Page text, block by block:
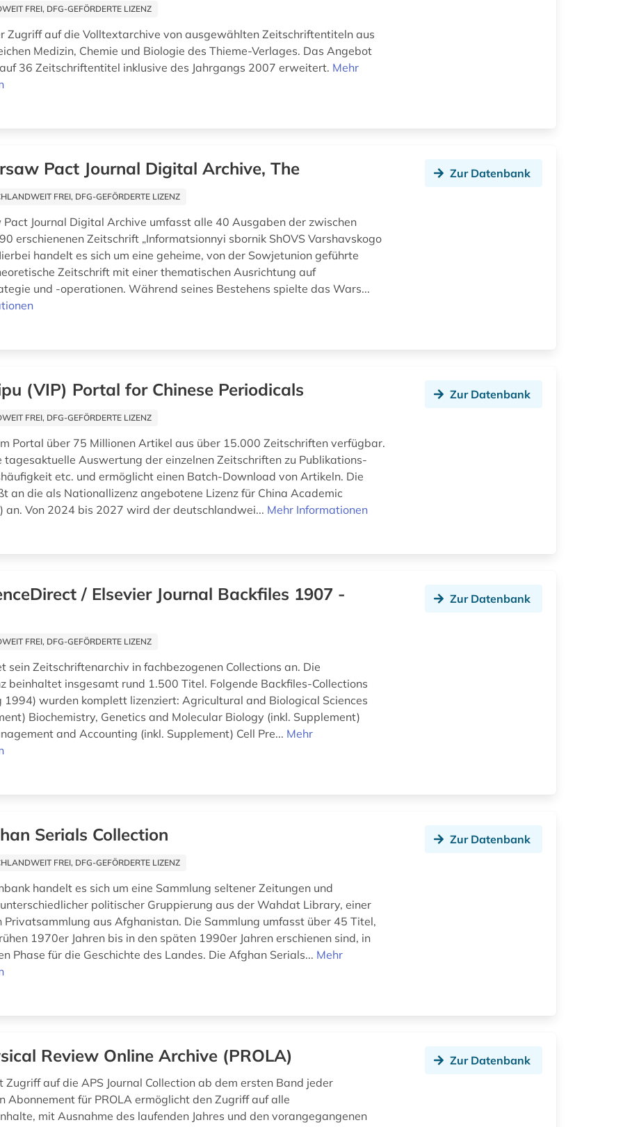
FREI, DFG-GEFÖRDERTE LIZENZ
Zugriff auf die Volltextarchive von ausgewählten Zeitschriftentiteln aus
Medizin, Chemie und Biologie des Thieme-Verlages. Das Angebot
36 Zeitschriftentitel inklusive des Jahrgangs 2007 erweitert. Mehr
Pact Journal Digital Archive, The
FREI, DFG-GEFÖRDERTE LIZENZ
Journal Digital Archive umfasst alle 40 Ausgaben der zwischen
erschienenen Zeitschrift „Informatsionnyi sbornik ShOVS Varshavskogo
handelt es sich um eine geheime, von der Sowjetunion geführte
Zeitschrift mit einer thematischen Ausrichtung auf
und -operationen. Während seines Bestehens spielte das Wars...
Zur Datenbank
(VIP) Portal for Chinese Periodicals
FREI, DFG-GEFÖRDERTE LIZENZ
Portal über 75 Millionen Artikel aus über 15.000 Zeitschriften verfügbar.
tagesaktuelle Auswertung der einzelnen Zeitschriften zu Publikations-
etc. und ermöglicht einen Batch-Download von Artikeln. Die
an die als Nationallizenz angebotene Lizenz für China Academic
an. Von 2024 bis 2027 wird der deutschlandwei... Mehr Informationen
Zur Datenbank
/ Elsevier Journal Backfiles 1907 -
FREI, DFG-GEFÖRDERTE LIZENZ
sein Zeitschriftenarchiv in fachbezogenen Collections an. Die
beinhaltet insgesamt rund 1.500 Titel. Folgende Backfiles-Collections
1994) wurden komplett lizenziert: Agricultural and Biological Sciences
Biochemistry, Genetics and Molecular Biology (inkl. Supplement)
and Accounting (inkl. Supplement) Cell Pre... Mehr
Zur Datenbank
Serials Collection
FREI, DFG-GEFÖRDERTE LIZENZ
handelt es sich um eine Sammlung seltener Zeitungen und
politischer Gruppierung aus der Wahdat Library, einer
Privatsammlung aus Afghanistan. Die Sammlung umfasst über 45 Titel,
1970er Jahren bis in den späten 1990er Jahren erschienen sind, in
Phase für die Geschichte des Landes. Die Afghan Serials... Mehr
Zur Datenbank
Review Online Archive (PROLA)
Zugriff auf die APS Journal Collection ab dem ersten Band jeder
Abonnement für PROLA ermöglicht den Zugriff auf alle
mit Ausnahme des laufenden Jahres und den vorangegangenen
Zur Datenbank